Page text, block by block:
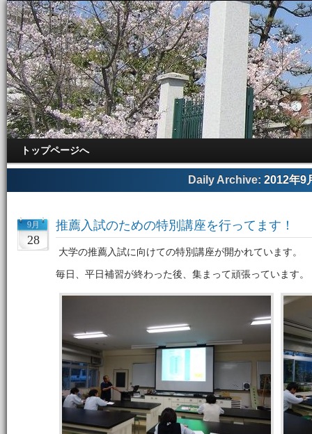
トップページへ
Daily Archive: 2012年9
9月
28
推薦入試のための特別講座を行ってます！
大学の推薦入試に向けての特別講座が開かれています。
毎日、平日補習が終わった後、集まって頑張っています。